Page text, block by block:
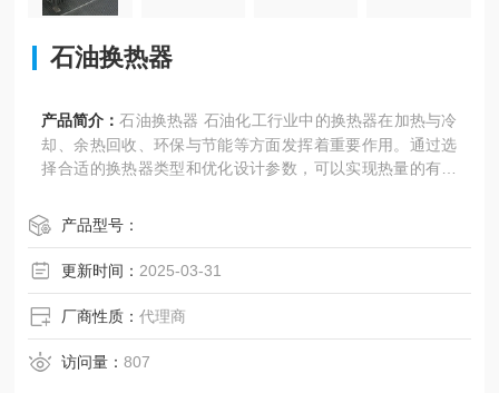
石油换热器
产品简介：石油换热器 石油化工行业中的换热器在加热与冷
却、余热回收、环保与节能等方面发挥着重要作用。通过选
择合适的换热器类型和优化设计参数，可以实现热量的有效
产品型号：
更新时间： 2025-03-31
厂商性质：代理商
访问量：807